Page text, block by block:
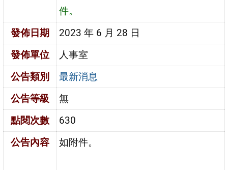
件。
發佈日期
2023 年 6 月 28 日
發佈單位
人事室
公告類別
最新消息
公告等級
無
點閱次數
630
公告內容
如附件。